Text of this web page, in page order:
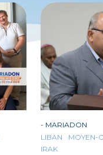
- MARIADON
LIBAN
MOYEN-
IRAK